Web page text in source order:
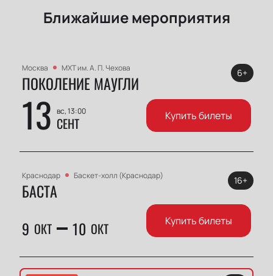
Ближайшие мероприятия
Москва МХТ им. А. П. Чехова
ПОКОЛЕНИЕ МАУГЛИ
13 вс, 13:00
СЕНТ
6+
Купить билеты
Краснодар Баскет-холл (Краснодар)
БАСТА
9 ОКТ 10 ОКТ
16+
Купить билеты